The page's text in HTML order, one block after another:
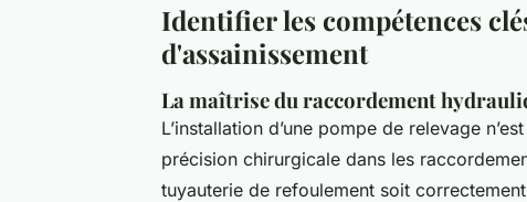
Identifier les compétences
d'assainissement
La maîtrise du raccordement
L’installation d’une pompe de relevage
précision chirurgicale dans les
tuyauterie de refoulement soit